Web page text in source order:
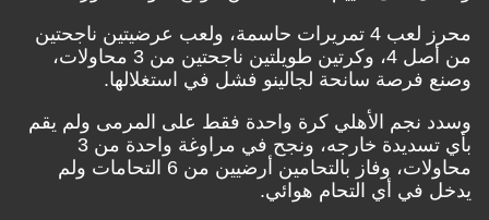
محرز لعب 4 تمريرات حاسمة، ولعب عرضيتين ناجحتين
من أصل 4، وكرتين طويلتين ناجحتين من 3 محاولات،
وصنع فرصة سانحة لجالينو فشل في استغلالها.
وسدد نجم الأهلي كرة واحدة فقط على المرمى ولم يقم
بأي تسديدة خارجه، ونجح في مراوغة واحدة من 3
محاولات، وفاز بالتحامين أرضيين من 6 التحامات ولم
يدخل في أي التحام هوائي.